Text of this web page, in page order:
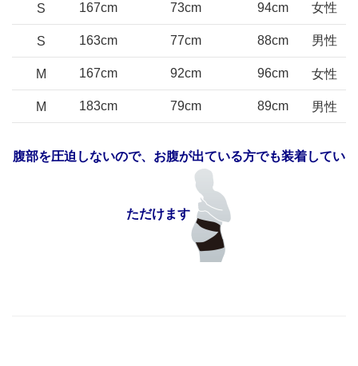
S 167cm 73cm 94cm 女性
S 163cm 77cm 88cm 男性
M 167cm 92cm 96cm 女性
M 183cm 79cm 89cm 男性
腹部を圧迫しないので、お腹が出ている方でも装着してい
ただけます